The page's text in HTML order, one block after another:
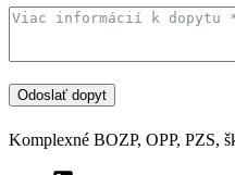
Odoslať dopyt
Komplexné BOZP, OPP, PZS,